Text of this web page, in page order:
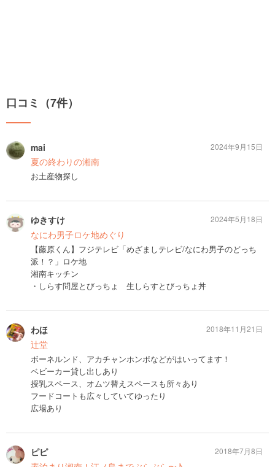
口コミ（7件）
mai
夏の終わりの湘南
お土産物探し
2024年9月15日
ゆきすけ
なにわ男子ロケ地めぐり
【藤原くん】フジテレビ「めざましテレビ/なにわ男子のどっち
派！？」ロケ地
湘南キッチン
・しらす問屋とびっちょ 生しらすとびっちょ丼
2024年5月18日
わほ
辻堂
ボーネルンド、アカチャンホンポなどがはいってます！
ベビーカー貸し出しあり
授乳スペース、オムツ替えスペースも所々あり
フードコートも広々していてゆったり
広場あり
2018年11月21日
ピピ
2018年7月8日